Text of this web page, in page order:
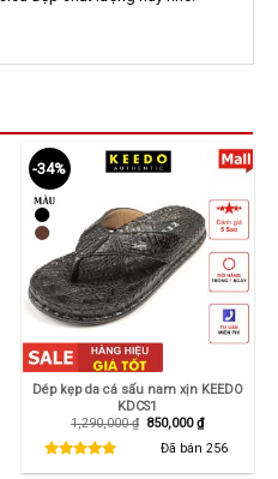
-34%
Dép kẹp da cá sấu nam xịn KEEDO
KDCS1
1,290,000₫ Giá
1,290,000 ₫.
850,000₫Giá
hiện
tại
là:
850,000 ₫.
Đã bán256